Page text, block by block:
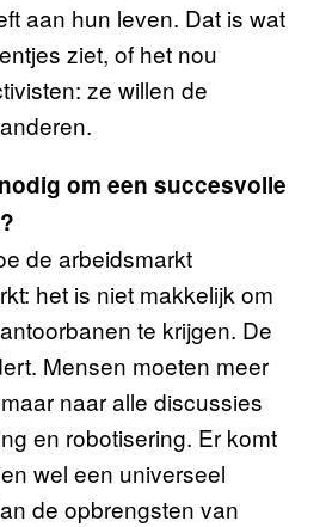
aan hun leven. Dat is wat
ziet, of het nou
ze willen de
om een succesvolle
de arbeidsmarkt
het is niet makkelijk om
te krijgen. De
Mensen moeten meer
naar alle discussies
en robotisering. Er komt
wel een universeel
de opbrengsten van